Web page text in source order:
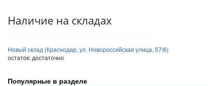
Наличие на складах
Новый склад (Краснодар, ул. Новороссийская улица, 57/6)
остаток: достаточно
Популярные в разделе